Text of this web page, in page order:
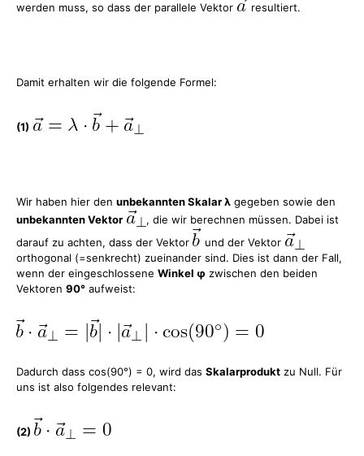
werden muss, so dass der parallele Vektor
resultiert.
Damit erhalten wir die folgende Formel:
(1)
Wir haben hier den unbekannten Skalar λ gegeben sowie den
unbekannten Vektor
, die wir berechnen müssen. Dabei ist
darauf zu achten, dass der Vektor
und der Vektor
orthogonal (=senkrecht) zueinander sind. Dies ist dann der Fall,
wenn der eingeschlossene Winkel φ zwischen den beiden
Vektoren 90° aufweist:
Dadurch dass cos(90°) = 0, wird das Skalarprodukt zu Null. Für
uns ist also folgendes relevant:
(2)